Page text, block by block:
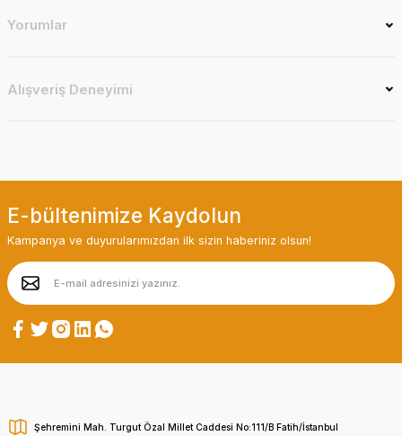
Yorumlar
Alışveriş Deneyimi
E-bültenimize Kaydolun
Kampanya ve duyurularımızdan ilk sizin haberiniz olsun!
Şehremini Mah. Turgut Özal Millet Caddesi No:111/B Fatih/İstanbul